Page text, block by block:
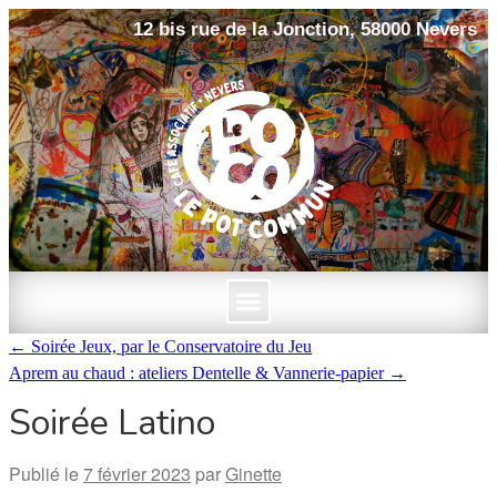
12 bis rue de la Jonction, 58000 Nevers
← Soirée Jeux, par le Conservatoire du Jeu
Aprem au chaud : ateliers Dentelle & Vannerie-papier →
Soirée Latino
Publié le7 février 2023 parGinette